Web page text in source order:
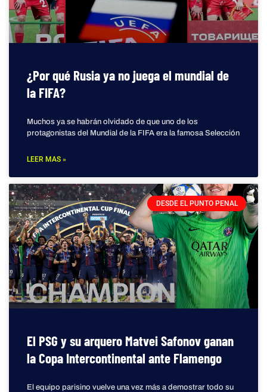
¿Por qué Rusia ya no juega el mundial de
la FIFA?
Muchos ya se habrán olvidado de que uno de los
protagonistas del Mundial de la FIFA era la famosa Selección
LEER MAS »
DESDE EL PUNTO PENAL
El PSG y su arquero Matvei Safonov ganan
la Copa Intercontinental ante Flamengo
El equipo parisino vuelve una vez más a demostrar todo su